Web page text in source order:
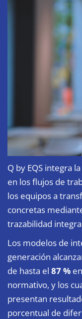
Q by EQS integra
en los flujos de
los equipos a
concretas
trazabilidad
Los modelos de
generación
de hasta el 87 %
normativo, y los
presentan
porcentual de